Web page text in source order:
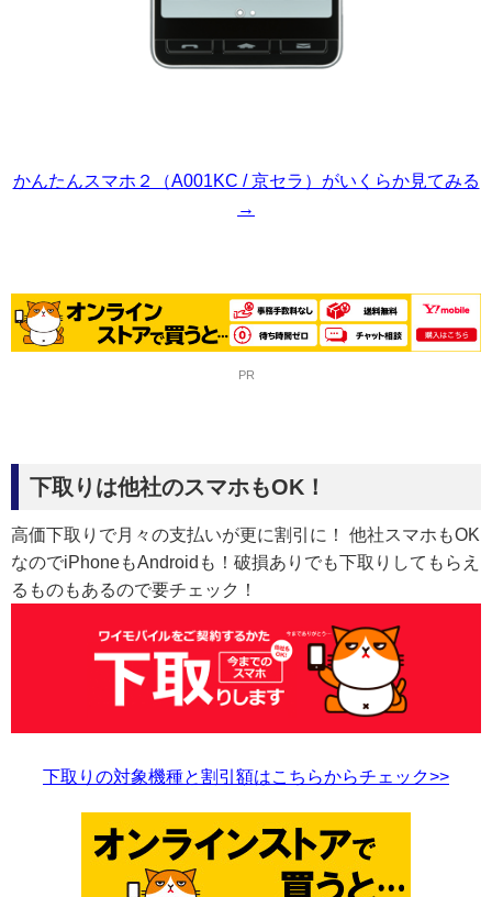
かんたんスマホ２（A001KC / 京セラ）がいくらか見てみる
→
PR
下取りは他社のスマホもOK！
高価下取りで月々の支払いが更に割引に！ 他社スマホもOK
なのでiPhoneもAndroidも！破損ありでも下取りしてもらえ
るものもあるので要チェック！
下取りの対象機種と割引額はこちらからチェック>>